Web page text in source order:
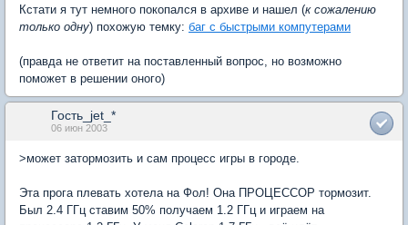
Кстати я тут немного покопался в архиве и нашел (к сожалению
только одну) похожую темку: баг с быстрыми компутерами
(правда не ответит на поставленный вопрос, но возможно
поможет в решении оного)
Гость_jet_*
06 июн 2003
>может затормозить и сам процесс игры в городе.
Эта прога плевать хотела на Фол! Она ПРОЦЕССОР тормозит.
Был 2.4 ГГц ставим 50% получаем 1.2 ГГц и играем на